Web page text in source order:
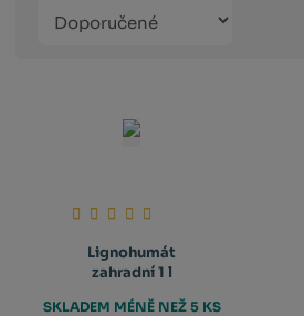
produktů
Lignohumát
zahradní 1 l
SKLADEM MÉNĚ NEŽ 5 KS